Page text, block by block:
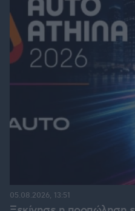
05.08.2026, 13:51